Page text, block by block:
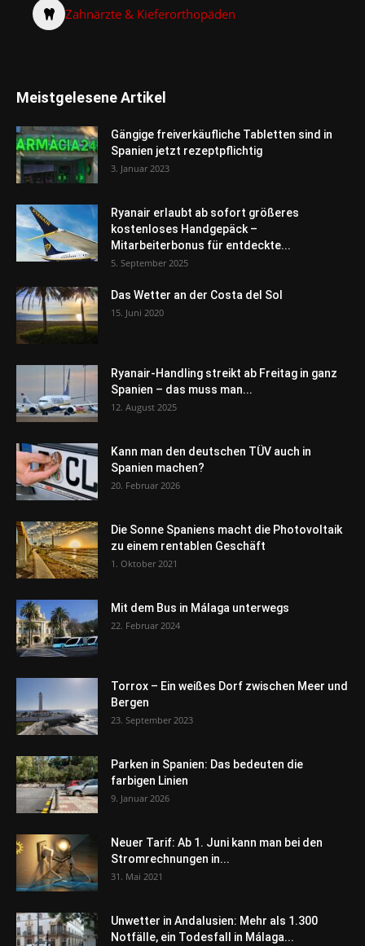
Zahnärzte & Kieferorthopäden
Meistgelesene Artikel
Gängige freiverkäufliche Tabletten sind in
Spanien jetzt rezeptpflichtig
3. Januar 2023
Ryanair erlaubt ab sofort größeres
kostenloses Handgepäck –
Mitarbeiterbonus für entdeckte...
5. September 2025
Das Wetter an der Costa del Sol
15. Juni 2020
Ryanair-Handling streikt ab Freitag in ganz
Spanien – das muss man...
12. August 2025
Kann man den deutschen TÜV auch in
Spanien machen?
20. Februar 2026
Die Sonne Spaniens macht die Photovoltaik
zu einem rentablen Geschäft
1. Oktober 2021
Mit dem Bus in Málaga unterwegs
22. Februar 2024
Torrox – Ein weißes Dorf zwischen Meer und
Bergen
23. September 2023
Parken in Spanien: Das bedeuten die
farbigen Linien
9. Januar 2026
Neuer Tarif: Ab 1. Juni kann man bei den
Stromrechnungen in...
31. Mai 2021
Unwetter in Andalusien: Mehr als 1.300
Notfälle, ein Todesfall in Málaga...